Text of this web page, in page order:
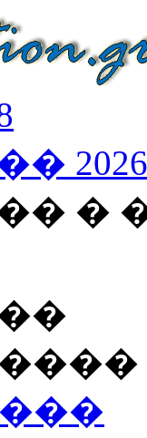
2026
�